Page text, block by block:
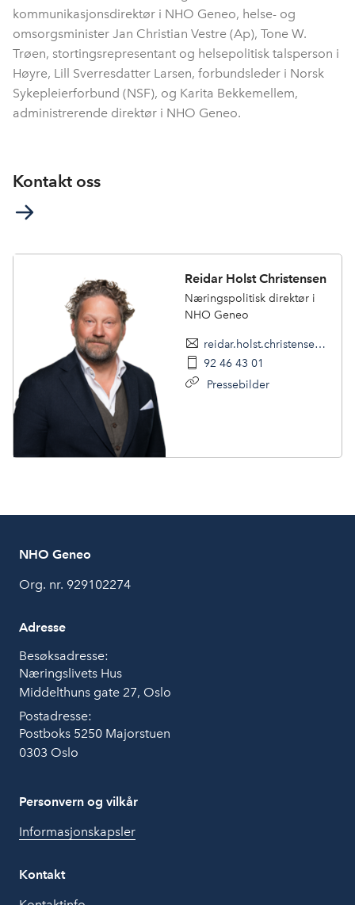
kommunikasjonsdirektør i NHO Geneo, helse- og
omsorgsminister Jan Christian Vestre (Ap), Tone W.
Trøen, stortingsrepresentant og helsepolitisk talsperson i
Høyre, Lill Sverresdatter Larsen, forbundsleder i Norsk
Sykepleierforbund (NSF), og Karita Bekkemellem,
administrerende direktør i NHO Geneo.
Kontakt oss
Reidar Holst Christensen
Næringspolitisk direktør i
NHO Geneo
reidar.holst.christensen@nhogeneo.no
92 46 43 01
Pressebilder
NHO Geneo
Org. nr. 929102274
Adresse
Besøksadresse:
Næringslivets Hus
Middelthuns gate 27, Oslo
Postadresse:
Postboks 5250 Majorstuen
0303 Oslo
Personvern og vilkår
Informasjonskapsler
Kontakt